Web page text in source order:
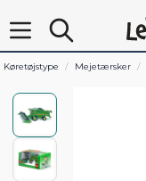
Køretøjstype Mejetærsker